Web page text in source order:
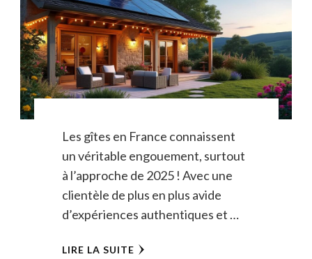
Les gîtes en France connaissent
un véritable engouement, surtout
à l’approche de 2025 ! Avec une
clientèle de plus en plus avide
d’expériences authentiques et …
LIRE LA SUITE